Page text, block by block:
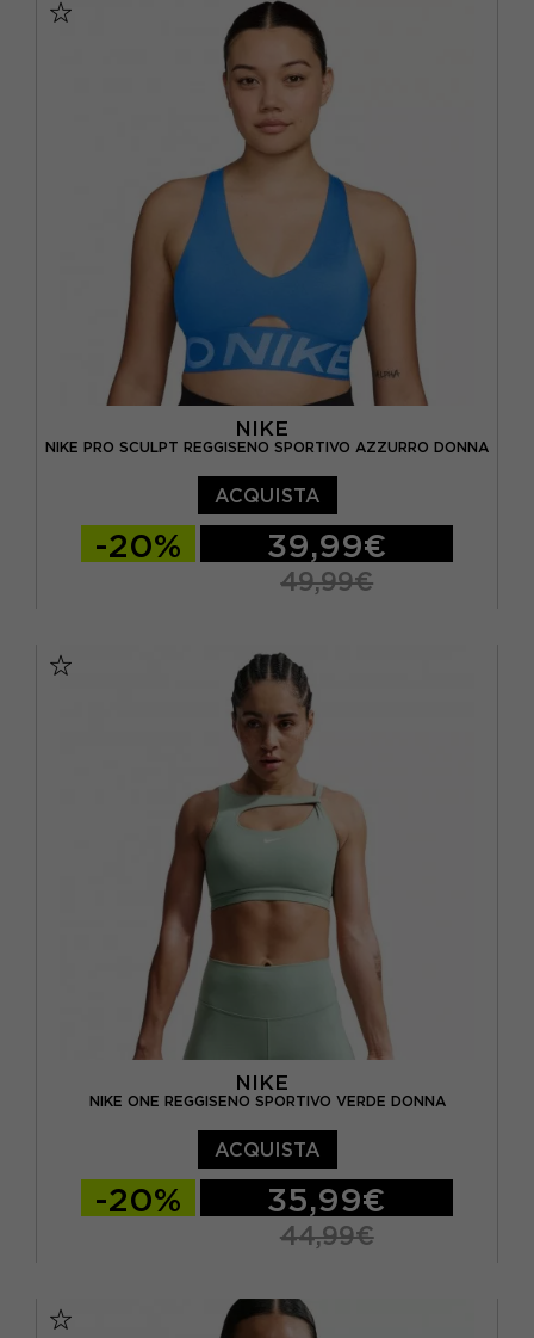
NIKE
NIKE PRO SCULPT REGGISENO SPORTIVO AZZURRO DONNA
ACQUISTA
-20% 39,99€
49,99€
NIKE
NIKE ONE REGGISENO SPORTIVO VERDE DONNA
ACQUISTA
-20% 35,99€
44,99€